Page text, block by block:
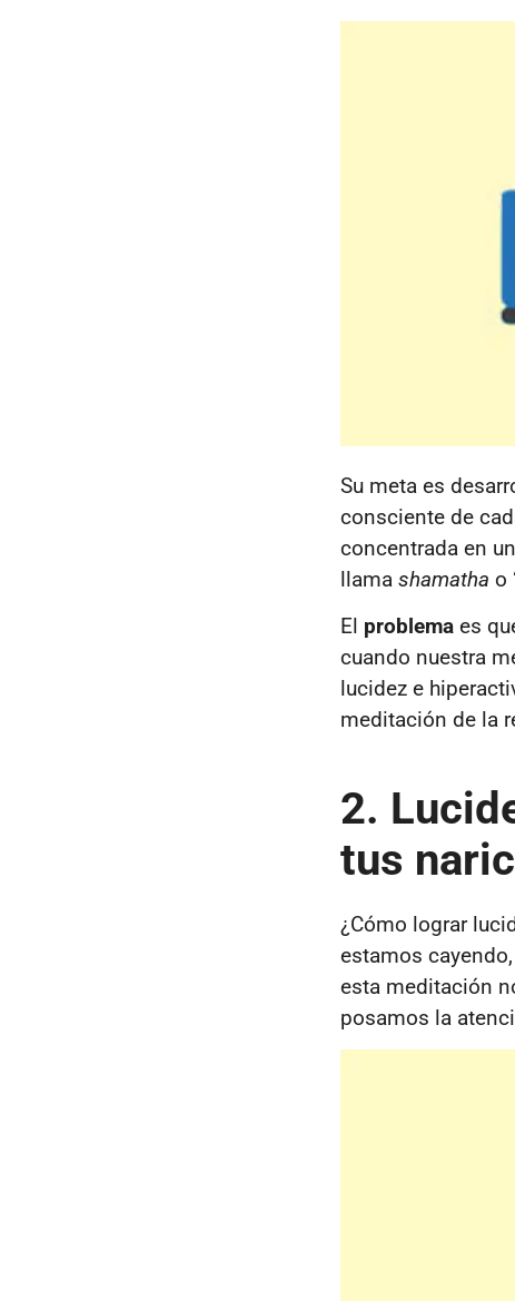
Su meta es
consciente de
concentrada en
llama shamatha o
El problemaes
cuando nuestra
lucidez e
meditación de la
2.
tus
¿Cómo lograr
estamos
esta meditación
posamos la